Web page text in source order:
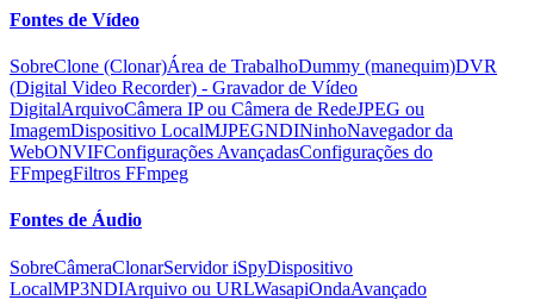
Fontes de Vídeo
SobreClone (Clonar)Área de TrabalhoDummy (manequim)DVR
(Digital Video Recorder) - Gravador de Vídeo
DigitalArquivoCâmera IP ou Câmera de RedeJPEG ou
ImagemDispositivo LocalMJPEGNDINinhoNavegador da
WebONVIFConfigurações AvançadasConfigurações do
FFmpegFiltros FFmpeg
Fontes de Áudio
SobreCâmeraClonarServidor iSpyDispositivo
LocalMP3NDIArquivo ou URLWasapiOndaAvançado